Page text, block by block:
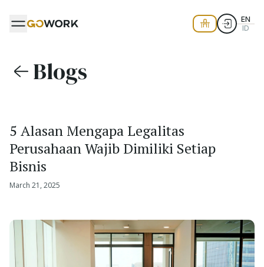
EN
ID
Blogs
5 Alasan Mengapa Legalitas
Perusahaan Wajib Dimiliki Setiap
Bisnis
March 21, 2025